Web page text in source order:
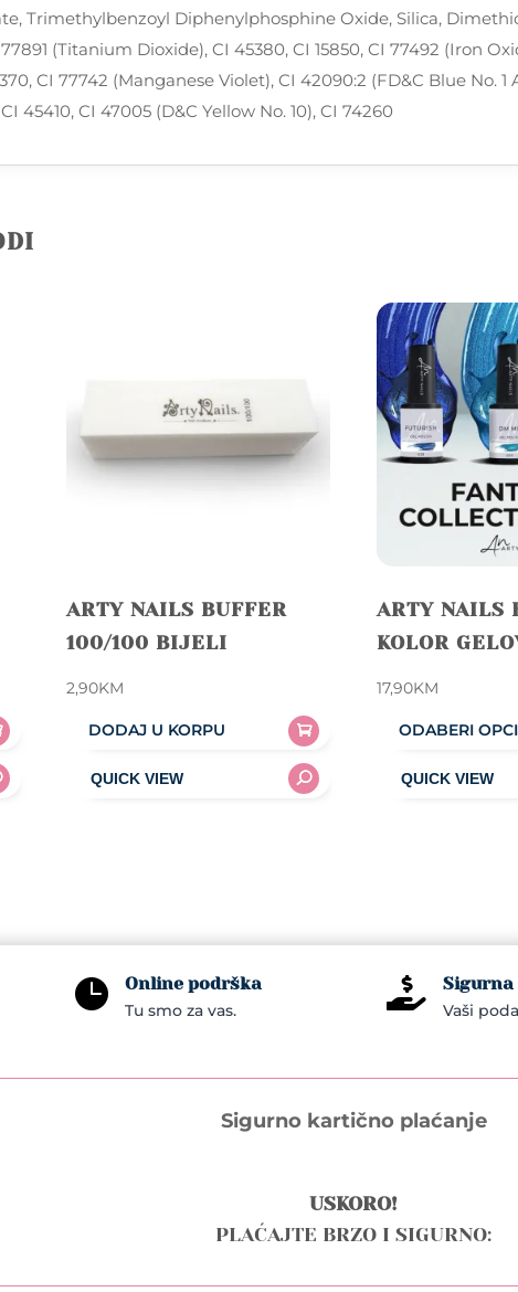
Trimethylbenzoyl Diphenylphosphine Oxide, Silica,
(Titanium Dioxide), CI 45380, CI 15850, CI 77492 (Iron
CI 77742 (Manganese Violet), CI 42090:2 (FD&C Blue No.
45410, CI 47005 (D&C Yellow No. 10), CI 74260
ARTY NAILS BUFFER
100/100 BIJELI
2,90KM
DODAJ U KORPU
ARTY NAILS
KOLOR
17,90KM
ODABERI
product
be
the
product
page
 Online podrška
Tu smo za vas.  Sigurna
Vaši
Sigurno kartično plaćanje
USKORO!
PLAĆAJTE BRZO I SIGURNO: